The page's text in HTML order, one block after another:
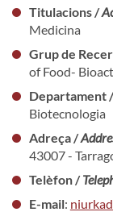
Titulacions /
Medicina
Grup de
of Food-
Departament
Biotecnologia
Adreça /
43007 -
Telèfon /
E-mail: